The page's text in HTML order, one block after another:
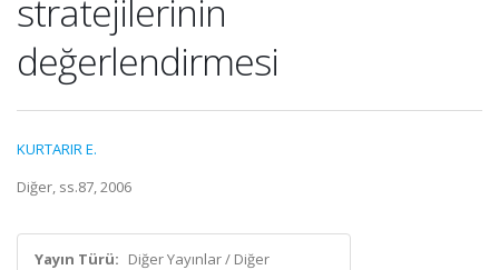
stratejilerinin
değerlendirmesi
KURTARIR E.
Diğer, ss.87, 2006
Yayın Türü: Diğer Yayınlar / Diğer